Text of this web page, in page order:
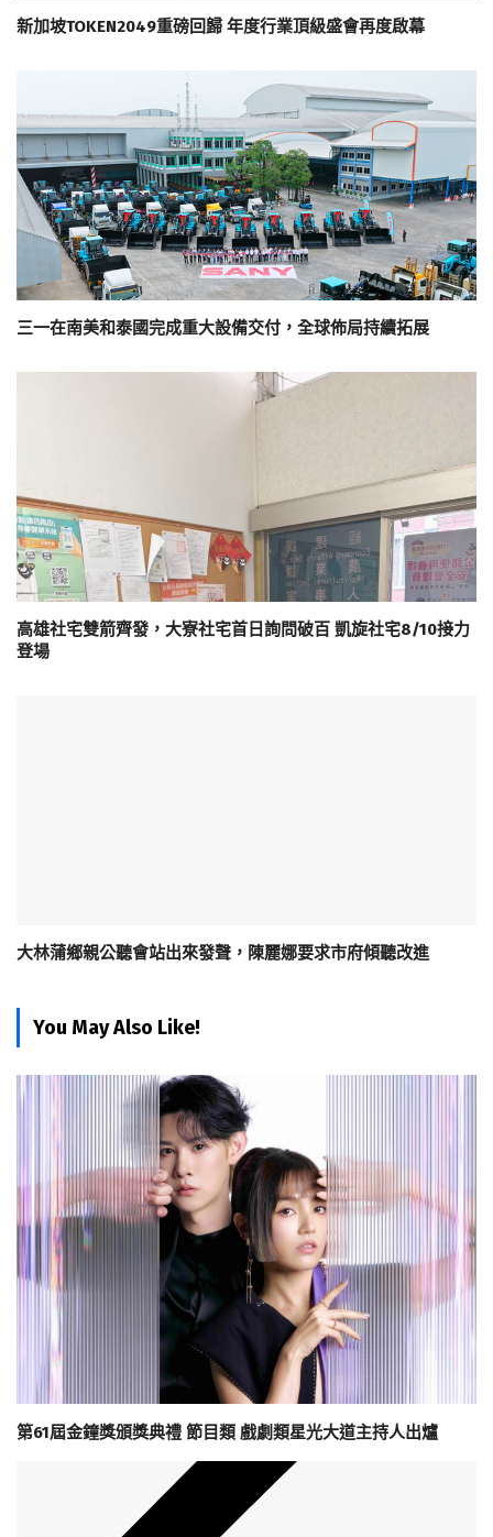
新加坡TOKEN2049重磅回歸 年度行業頂級盛會再度啟幕
三一在南美和泰國完成重大設備交付，全球佈局持續拓展
高雄社宅雙箭齊發，大寮社宅首日詢問破百 凱旋社宅8/10接力
登場
大林蒲鄉親公聽會站出來發聲，陳麗娜要求市府傾聽改進
You May Also Like!
第61屆金鐘獎頒獎典禮 節目類 戲劇類星光大道主持人出爐